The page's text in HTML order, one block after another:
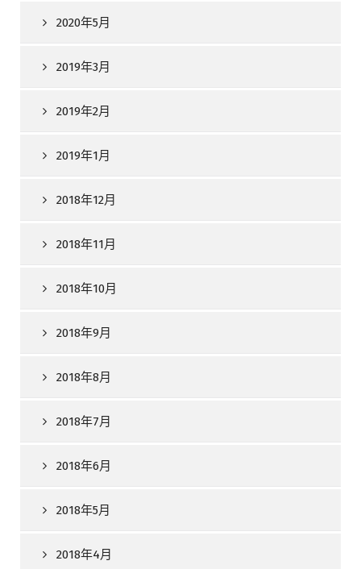
2020年5月
2019年3月
2019年2月
2019年1月
2018年12月
2018年11月
2018年10月
2018年9月
2018年8月
2018年7月
2018年6月
2018年5月
2018年4月